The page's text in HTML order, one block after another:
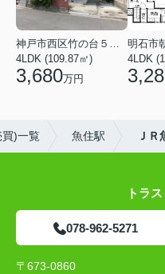
神戸市西区竹の台５丁目
4LDK (109.87㎡)
3,680万円
明石市
4LDK
)一覧 魚住駅 Ｊ
トラ
078-962-5271
〒673-0860